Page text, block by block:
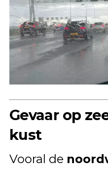
Gevaar op
kust
Vooral de